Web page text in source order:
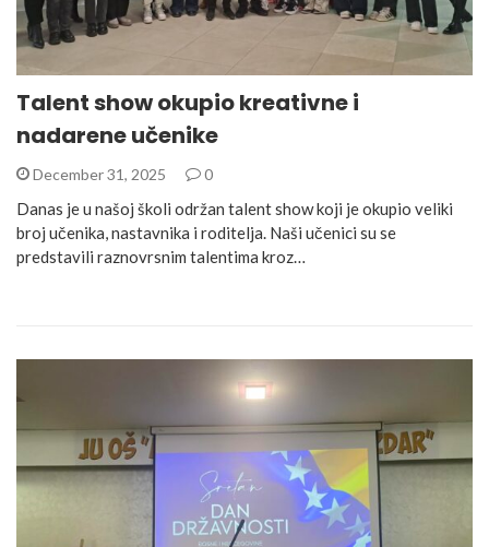
Talent show okupio kreativne i
nadarene učenike
December 31, 2025 0
Danas je u našoj školi održan talent show koji je okupio veliki
broj učenika, nastavnika i roditelja. Naši učenici su se
predstavili raznovrsnim talentima kroz…